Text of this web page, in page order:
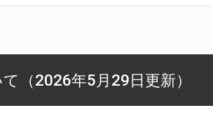
（2026年5月29日更新）